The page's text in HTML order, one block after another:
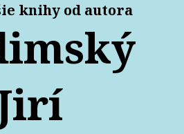
knihy od autora